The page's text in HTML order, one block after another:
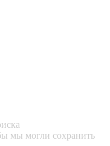
мы могли сохранить